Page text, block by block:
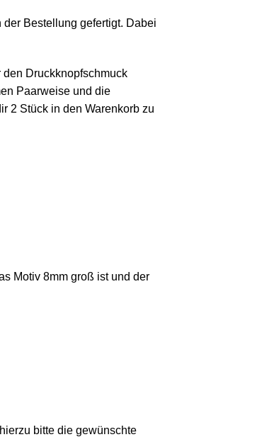
Bestellung gefertigt. Dabei
Druckknopfschmuck
Paarweise und die
2 Stück in den Warenkorb zu
Motiv 8mm groß ist und der
bitte die gewünschte